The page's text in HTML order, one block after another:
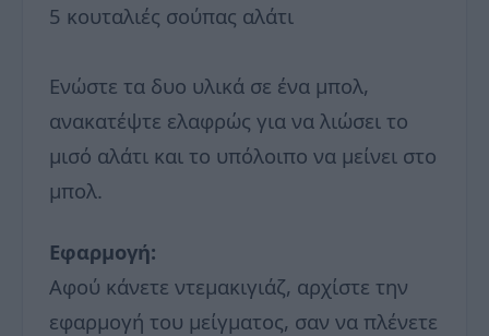
5 κουταλιές σούπας αλάτι
Ενώστε τα δυο υλικά σε ένα μπολ,
ανακατέψτε ελαφρώς για να λιώσει το
μισό αλάτι και το υπόλοιπο να μείνει στο
μπολ.
Εφαρμογή:
Αφού κάνετε ντεμακιγιάζ, αρχίστε την
εφαρμογή του μείγματος, σαν να πλένετε